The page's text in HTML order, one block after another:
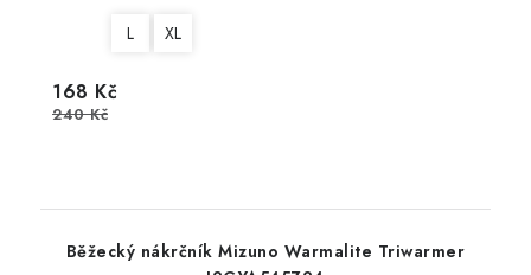
L XL
168 Kč
240 Kč
Běžecký nákrčník Mizuno Warmalite Triwarmer